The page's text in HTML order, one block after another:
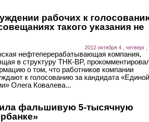
рабочих к
такого указания не
2012 октября 4 , четверг
нефтеперерабатывающая компания,
в структуру ТНК-BP,
о том, что работников компании
к голосованию за кандидата «Единой
Олега Ковалева...
фальшивую 5-тысячную